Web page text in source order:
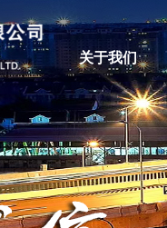
关于我们